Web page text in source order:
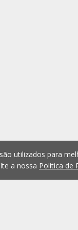
utilizados para
a nossa Política de